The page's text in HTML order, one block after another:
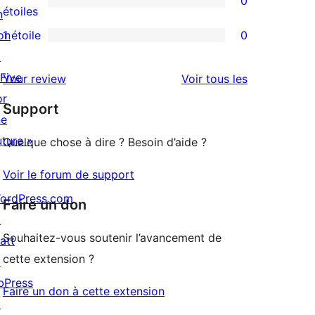
étoile
à
3
0
avis
2
étoile
étoiles
0
à
1
étoile
1 étoile 0
Your review Voir tous lesavis
Support
Quelque chose à dire ? Besoin d’aide ?
Voir le forum de support
Faire un don
Souhaitez-vous soutenir l’avancement de
cette extension ?
Faire un don à cette extension
»